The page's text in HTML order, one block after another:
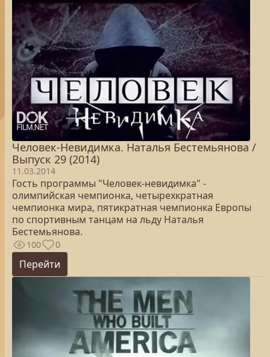
Человек-Невидимка. Наталья Бестемьянова /
Выпуск 29 (2014)
11.03.2014
Гость программы "Человек-невидимка" -
олимпийская чемпионка, четырехкратная
чемпионка мира, пятикратная чемпионка Европы
по спортивным танцам на льду Наталья
Бестемьянова.
100 0
Перейти